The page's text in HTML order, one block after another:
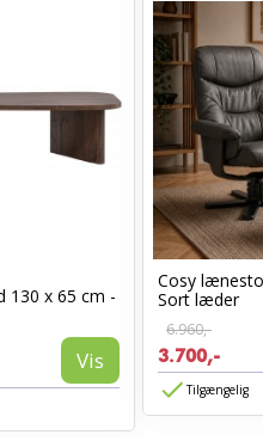
130 x 65 cm -
Vis
Cosy
Sort læder
6.960,-
3.700,-
Tilgængelig